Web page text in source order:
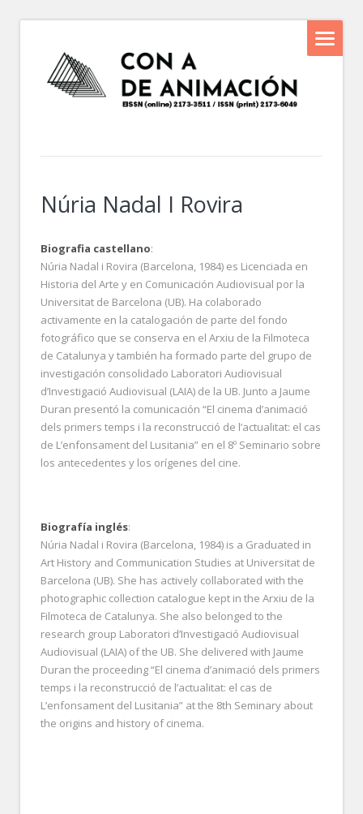
Núria Nadal I Rovira
Biografia castellano:
Núria Nadal i Rovira (Barcelona, 1984) es Licenciada en
Historia del Arte y en Comunicación Audiovisual por la
Universitat de Barcelona (UB). Ha colaborado
activamente en la catalogación de parte del fondo
fotográfico que se conserva en el Arxiu de la Filmoteca
de Catalunya y también ha formado parte del grupo de
investigación consolidado Laboratori Audiovisual
d’Investigació Audiovisual (LAIA) de la UB. Junto a Jaume
Duran presentó la comunicación “El cinema d’animació
dels primers temps i la reconstrucció de l’actualitat: el cas
de L’enfonsament del Lusitania” en el 8º Seminario sobre
los antecedentes y los orígenes del cine.
Biografía inglés:
Núria Nadal i Rovira (Barcelona, 1984) is a Graduated in
Art History and Communication Studies at Universitat de
Barcelona (UB). She has actively collaborated with the
photographic collection catalogue kept in the Arxiu de la
Filmoteca de Catalunya. She also belonged to the
research group Laboratori d’Investigació Audiovisual
Audiovisual (LAIA) of the UB. She delivered with Jaume
Duran the proceeding “El cinema d’animació dels primers
temps i la reconstrucció de l’actualitat: el cas de
L’enfonsament del Lusitania” at the 8th Seminary about
the origins and history of cinema.